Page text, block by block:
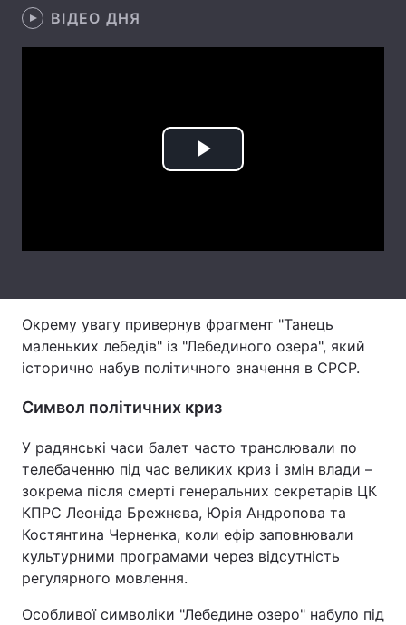
Інтерв'ю
Тема оформлення
ВІДЕО ДНЯ
Play
Окрему увагу привернув фрагмент "Танець
маленьких лебедів" із "Лебединого озера", який
історично набув політичного значення в СРСР.
Символ політичних криз
У радянські часи балет часто транслювали по
телебаченню під час великих криз і змін влади –
зокрема після смерті генеральних секретарів ЦК
КПРС Леоніда Брежнєва, Юрія Андропова та
Костянтина Черненка, коли ефір заповнювали
культурними програмами через відсутність
регулярного мовлення.
Особливої символіки "Лебедине озеро" набуло під